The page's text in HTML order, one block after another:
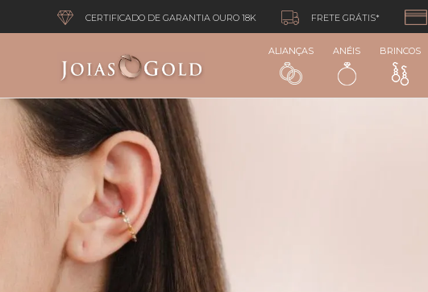
CERTIFICADO DE GARANTIA OURO 18K FRETE GRÁTIS*
ALIANÇAS ANÉIS BRINCOS